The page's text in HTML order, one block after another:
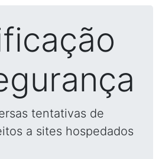
tentativas de
a sites hospedados